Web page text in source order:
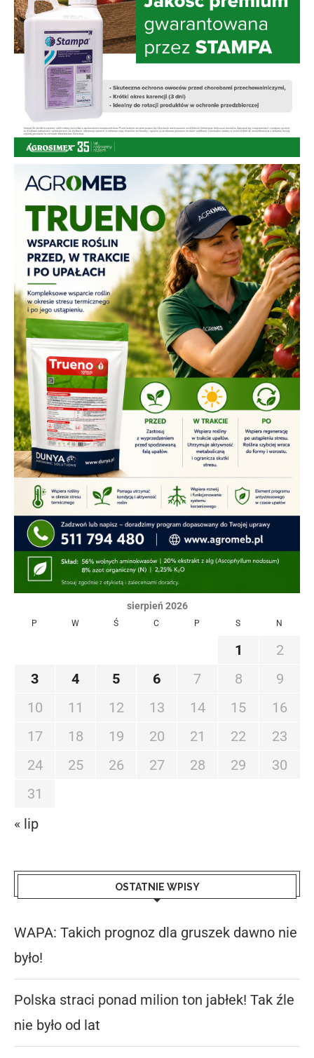
sierpień 2026
P W Ś C P S N
1
2
3
4 5 6 7 8
9
10
11 12 13 14 15
16
17
18 19 20 21 22
23
24
25 26 27 28 29
30
31
« lip
OSTATNIE WPISY
WAPA: Takich prognoz dla gruszek dawno nie
było!
Polska straci ponad milion ton jabłek! Tak źle
nie było od lat